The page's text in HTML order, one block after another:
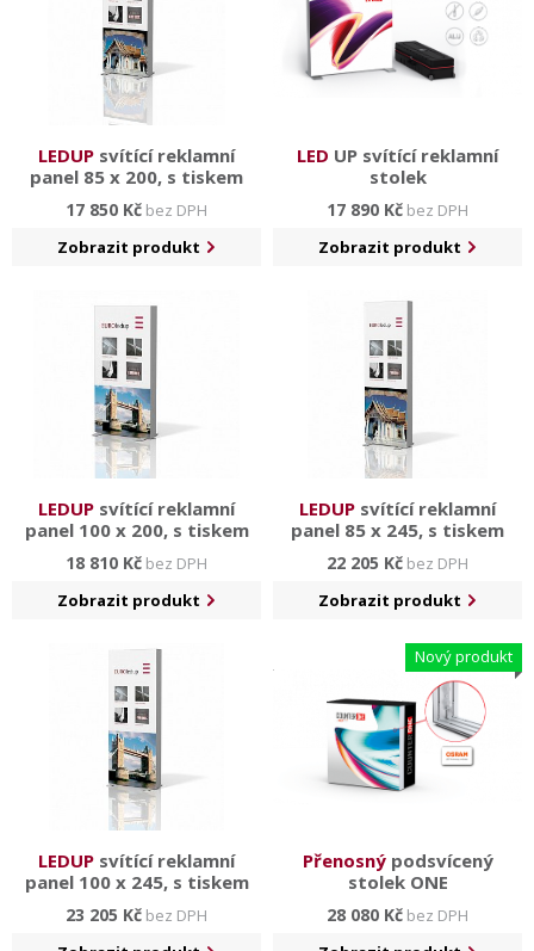
LEDUP svítící reklamní
panel 85 x 200, s tiskem
17 850 Kč bez DPH
Zobrazit produkt
LED UP svítící reklamní
stolek
17 890 Kč bez DPH
Zobrazit produkt
LEDUP svítící reklamní
panel 100 x 200, s tiskem
18 810 Kč bez DPH
Zobrazit produkt
LEDUP svítící reklamní
panel 85 x 245, s tiskem
22 205 Kč bez DPH
Zobrazit produkt
LEDUP svítící reklamní
panel 100 x 245, s tiskem
23 205 Kč bez DPH
Nový produkt
Přenosnýpodsvícený
stolek ONE
28 080 Kč bez DPH